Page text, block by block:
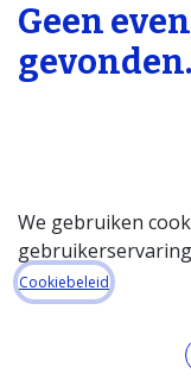
Geen
gevonden.
Startpagina
Over de databank
Wat kost de
Hoe werkt de
We gebruiken
Cookiebeleid